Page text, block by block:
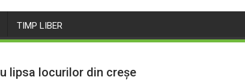
TIMP LIBER
lipsa locurilor din creșe